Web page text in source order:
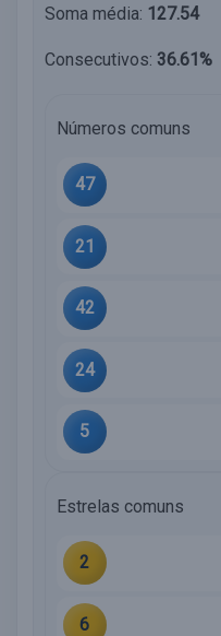
Soma média: 127.54
Consecutivos: 36.61%
Números comuns
47
21
42
24
5
Estrelas comuns
2
6